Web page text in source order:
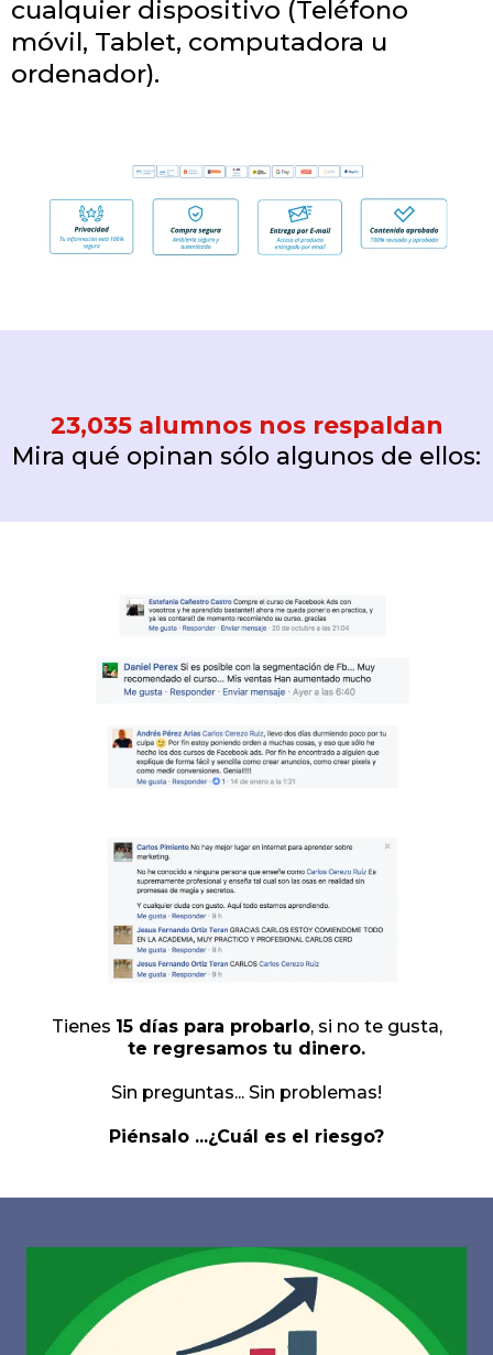
cualquier dispositivo (Teléfono
móvil, Tablet, computadora u
ordenador).
23,035 alumnos nos respaldan
Mira qué opinan sólo algunos de ellos:
Tienes 15 días para probarlo, si no te gusta,
te regresamos tu dinero.
Sin preguntas... Sin problemas!
Piénsalo ...¿Cuál es el riesgo?